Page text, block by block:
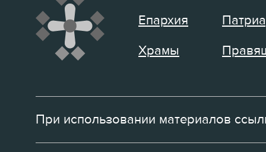
Епархия
Храмы
При использовании материалов